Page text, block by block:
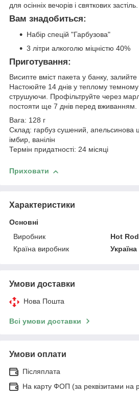
для осінніх вечорів і святкових застіль.
Вам знадобиться:
Набір спецій "Гарбузова"
3 літри алкоголю міцністю 40%
Приготування:
Висипте вміст пакета у банку,
Настоюйте 14 днів у теплому темному
струшуючи. Профільтруйте через
постояти ще 7 днів перед вживанням.
Вага: 128 г
Склад: гарбуз сушений, апельсинова
імбир, ванілін
Термін придатності: 24 місяці
Приховати
Характеристики
Основні
Виробник
Hot
Країна виробник
Україна
Умови доставки
Нова Пошта
Всі умови доставки
Умови оплати
Післяплата
На карту ФОП (за реквізитами на